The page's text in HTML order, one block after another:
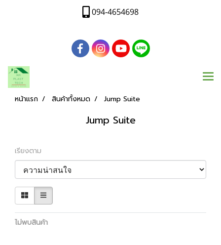
094-4654698
หน้าแรก สินค้าทั้งหมด Jump Suite
Jump Suite
เรียงตาม
ไม่พบสินค้า